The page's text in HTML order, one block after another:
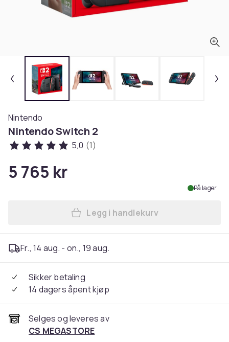
Nintendo
Nintendo Switch 2
5,0 (1)
5 765 kr
På lager
Legg Nintendo Switch 2 i
Legg i handlekurv
Fr., 14 aug. - on., 19 aug.
Sikker betaling
14 dagers åpent kjøp
Selges og leveres av
CS MEGASTORE